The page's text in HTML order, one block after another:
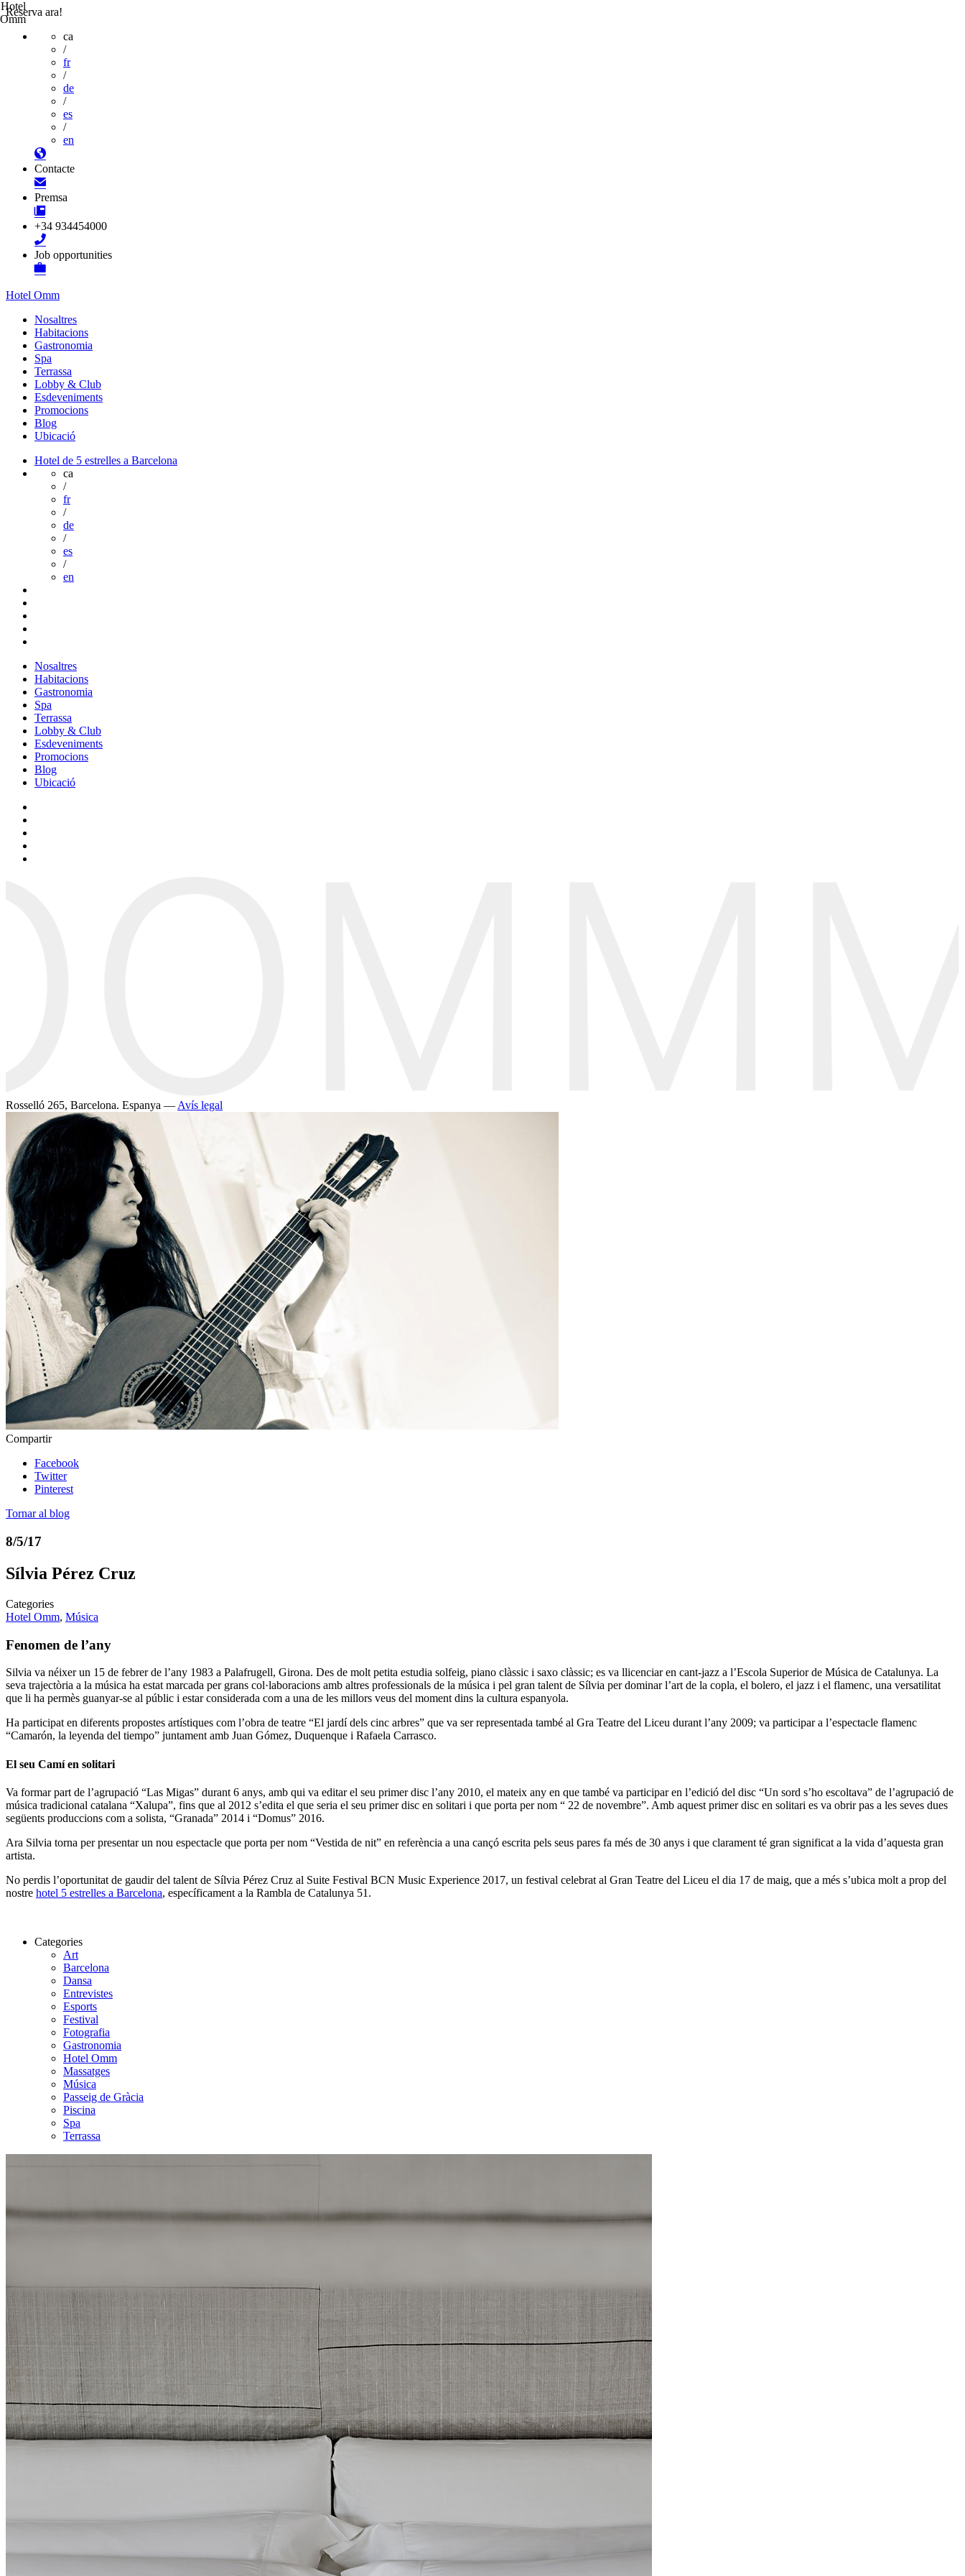
Reserva ara!
ca
/
fr
/
de
/
es
/
en
Contacte
Premsa
+34 934454000
Job opportunities
Hotel Omm
Nosaltres
Habitacions
Gastronomia
Spa
Terrassa
Lobby & Club
Esdeveniments
Promocions
Blog
Ubicació
Hotel de 5 estrelles a Barcelona
ca
/
fr
/
de
/
es
/
en
Nosaltres
Habitacions
Gastronomia
Spa
Terrassa
Lobby & Club
Esdeveniments
Promocions
Blog
Ubicació
Rosselló 265, Barcelona. Espanya — Avís legal
Compartir
Facebook
Twitter
Pinterest
Tornar al blog
8/5/17
Sílvia Pérez Cruz
Categories
Hotel Omm, Música
Fenomen de l’any
Silvia va néixer un 15 de febrer de l’any 1983 a Palafrugell, Girona. Des de molt petita estudia solfeig, piano clàssic i saxo clàssic; es va llicenciar en cant-jazz a l’Escola Superior de Música de Catalunya. La
seva trajectòria a la música ha estat marcada per grans col·laboracions amb altres professionals de la música i pel gran talent de Sílvia per dominar l’art de la copla, el bolero, el jazz i el flamenc, una versatilitat
que li ha permès guanyar-se al públic i estar considerada com a una de les millors veus del moment dins la cultura espanyola.
Ha participat en diferents propostes artístiques com l’obra de teatre “El jardí dels cinc arbres” que va ser representada també al Gra Teatre del Liceu durant l’any 2009; va participar a l’espectacle flamenc
“Camarón, la leyenda del tiempo” juntament amb Juan Gómez, Duquenque i Rafaela Carrasco.
El seu Camí en solitari
Va formar part de l’agrupació “Las Migas” durant 6 anys, amb qui va editar el seu primer disc l’any 2010, el mateix any en que també va participar en l’edició del disc “Un sord s’ho escoltava” de l’agrupació de
música tradicional catalana “Xalupa”, fins que al 2012 s’edita el que seria el seu primer disc en solitari i que porta per nom “ 22 de novembre”. Amb aquest primer disc en solitari es va obrir pas a les seves dues
següents produccions com a solista, “Granada” 2014 i “Domus” 2016.
Ara Silvia torna per presentar un nou espectacle que porta per nom “Vestida de nit” en referència a una cançó escrita pels seus pares fa més de 30 anys i que clarament té gran significat a la vida d’aquesta gran
artista.
No perdis l’oportunitat de gaudir del talent de Sílvia Pérez Cruz al Suite Festival BCN Music Experience 2017, un festival celebrat al Gran Teatre del Liceu el dia 17 de maig, que a més s’ubica molt a prop del
nostre hotel 5 estrelles a Barcelona, específicament a la Rambla de Catalunya 51.
Categories
Art
Barcelona
Dansa
Entrevistes
Esports
Festival
Fotografia
Gastronomia
Hotel Omm
Massatges
Música
Passeig de Gràcia
Piscina
Spa
Terrassa
Hotel
Omm